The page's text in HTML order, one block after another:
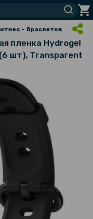
- браслетов
пленка Hydrogel
шт), Transparent